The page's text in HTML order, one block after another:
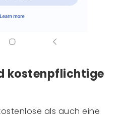
kostenpflichtige
als auch eine